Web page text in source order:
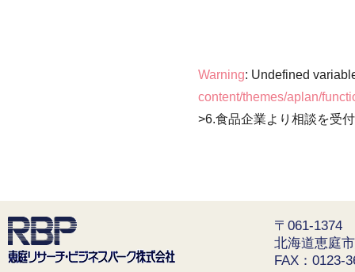
Warning: Undefined
content/themes/aplan/
>6.食品企業より相談を受付
〒061-1374
北海道恵庭
FAX：0123-